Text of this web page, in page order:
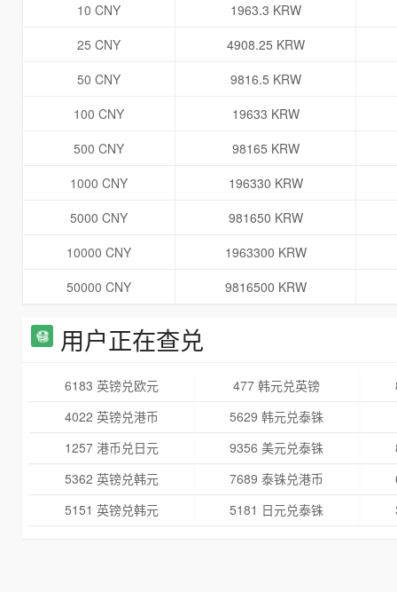
10 CNY
1963.3 KRW
25 CNY
4908.25 KRW
50 CNY
9816.5 KRW
100 CNY
19633 KRW
500 CNY
98165 KRW
1000 CNY
196330 KRW
5000 CNY
981650 KRW
10000 CNY
1963300 KRW
50000 CNY
9816500 KRW
用户正在查兑
6183 英镑兑欧元 477 韩元兑英镑
4022 英镑兑港币
5629 韩元兑泰铢
1257 港币兑日元
9356 美元兑泰铢
5362 英镑兑韩元
7689 泰铢兑港币
5151 英镑兑韩元
5181 日元兑泰铢